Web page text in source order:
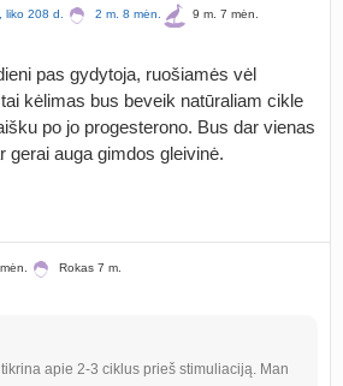
liko 208 d. 2 m. 8 mėn. 9 m. 7 mėn.
pas gydytoja, ruošiamės vėl
kėlimas bus beveik natūraliam cikle
po jo progesterono. Bus dar vienas
gerai auga gimdos gleivinė.
Rokas 7 m.
apie 2-3 ciklus prieš stimuliaciją. Man